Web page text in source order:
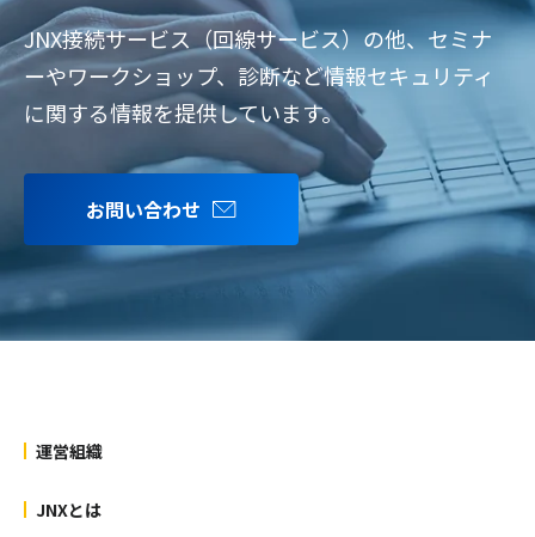
JNX接続サービス（回線サービス）の他、セミナ
ーやワークショップ、診断など情報セキュリティ
に関する情報を提供しています。
お問い合わせ
運営組織
JNXとは